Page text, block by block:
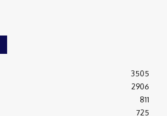
3505
2906
811
725